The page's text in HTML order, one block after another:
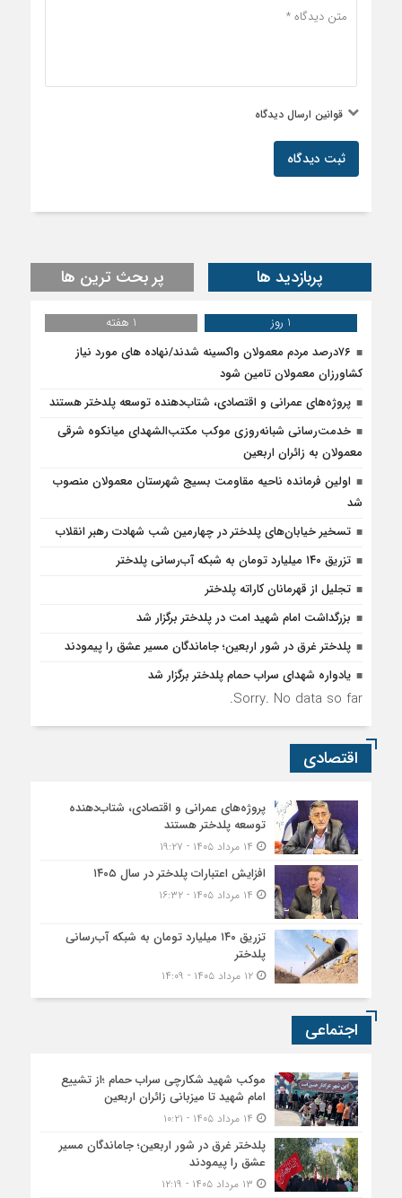
قوانین ارسال دیدگاه
ثبت دیدگاه
پربازدید ها پر بحث ترین ها
1 روز
1 هفته
۷۶درصد مردم معمولان واکسینه شدند/نهاده های مورد نیاز
کشاورزان معمولان تامین شود
پروژه‌های عمرانی و اقتصادی، شتاب‌دهنده توسعه پلدختر هستند
خدمت‌رسانی شبانه‌روزی موکب مکتب‌الشهدای میانکوه شرقی
معمولان به زائران اربعین
اولین فرمانده ناحیه مقاومت بسیج شهرستان معمولان منصوب
شد
تسخیر خیابان‌های پلدختر در چهارمین شب شهادت رهبر انقلاب
تزریق ۱۴۰ میلیارد تومان به شبکه آب‌رسانی پلدختر
تجلیل از قهرمانان کاراته پلدختر
بزرگداشت امام شهید امت در پلدختر برگزار شد
پلدختر غرق در شور اربعین؛ جاماندگان مسیر عشق را پیمودند
یادواره شهدای سراب حمام پلدختر برگزار شد
Sorry. No data so far.
اقتصادی
پروژه‌های عمرانی و اقتصادی، شتاب‌دهنده
توسعه پلدختر هستند
افزایش اعتبارات پلدختر در سال ۱۴۰۵
تزریق ۱۴۰ میلیارد تومان به شبکه آب‌رسانی
پلدختر
۱۲ مرداد ۱۴۰۵ - ۱۴:۰۹
اجتماعی
موکب شهید شکارچی سراب حمام ؛از تشییع
امام شهید تا میزبانی زائران اربعین
پلدختر غرق در شور اربعین؛ جاماندگان مسیر
عشق را پیمودند